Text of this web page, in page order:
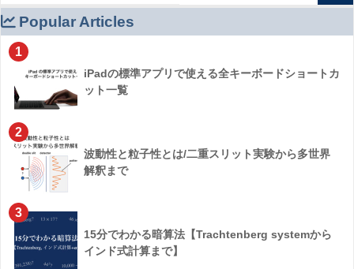
Popular Articles
1
iPadの標準アプリで使える全キーボードショートカ
ット一覧
2
波動性と粒子性とは/二重スリット実験から多世界
解釈まで
3
15分でわかる暗算法【Trachtenberg systemから
インド式計算まで】